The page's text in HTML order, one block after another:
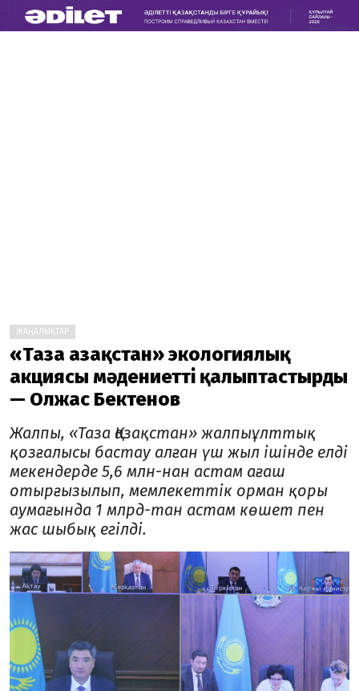
ЖАҢАЛЫҚТАР
«Таза Қазақстан» экологиялық
акциясы мәдениетті қалыптастырды
— Олжас Бектенов
Жалпы, «Таза Қазақстан» жалпыұлттық
қозғалысы бастау алған үш жыл ішінде елді
мекендерде 5,6 млн-нан астам ағаш
отырғызылып, мемлекеттік орман қоры
аумағында 1 млрд-тан астам көшет пен
жас шыбық егілді.